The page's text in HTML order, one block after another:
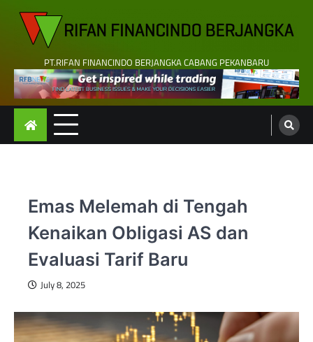
content
PT.RIFAN FINANCINDO BERJANGKA CABANG PEKANBARU
Emas Melemah di Tengah
Kenaikan Obligasi AS dan
Evaluasi Tarif Baru
July 8, 2025